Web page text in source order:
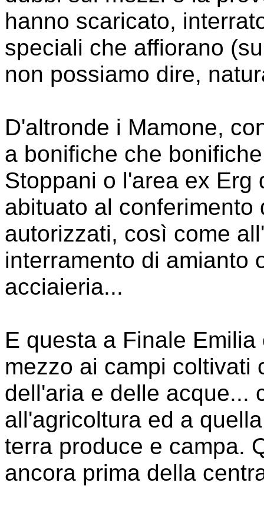
hanno scaricato,
speciali che affiorano
non possiamo dire,
D'altronde i Mamone,
a bonifiche che
Stoppani o l'area ex Erg
abituato al
autorizzati, così come
interramento di amianto
acciaieria...
E questa a Finale
mezzo ai campi coltivati
dell'aria e delle acque...
all'agricoltura ed a
terra produce e campa.
ancora prima della